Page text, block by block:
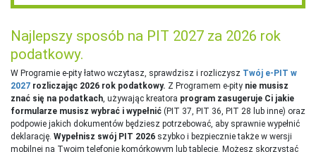
Najlepszy sposób na PIT 2027 za 2026 rok
podatkowy.
W Programie e-pity łatwo wczytasz, sprawdzisz i rozliczysz Twój e-PIT w
2027 rozliczając 2026 rok podatkowy. Z Programem e-pity nie musisz
znać się na podatkach, używając kreatora program zasugeruje Ci jakie
formularze musisz wybrać i wypełnić (PIT 37, PIT 36, PIT 28 lub inne) oraz
podpowie jakich dokumentów będziesz potrzebować, aby sprawnie wypełnić
deklarację. Wypełnisz swój PIT 2026 szybko i bezpiecznie także w wersji
mobilnej na Twoim telefonie komórkowym lub tablecie. Możesz skorzystać